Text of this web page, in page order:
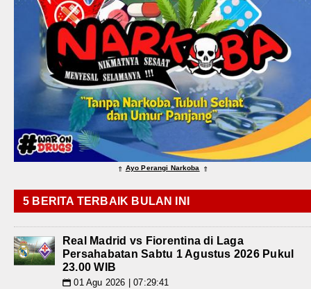
⇑ Ayo Perangi Narkoba ⇑
5 BERITA TERBAIK BULAN INI
Real Madrid vs Fiorentina di Laga
Persahabatan Sabtu 1 Agustus 2026 Pukul
23.00 WIB
📅 01 Agu 2026 | 07:29:41